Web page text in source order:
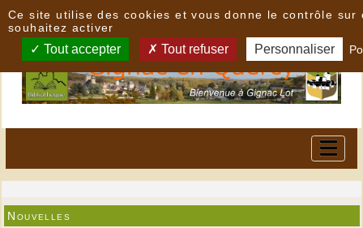
Nouvelles
Ce site utilise des cookies et vous donne le contrôle sur
souhaitez activer
Tout accepter Tout refuser Personnaliser